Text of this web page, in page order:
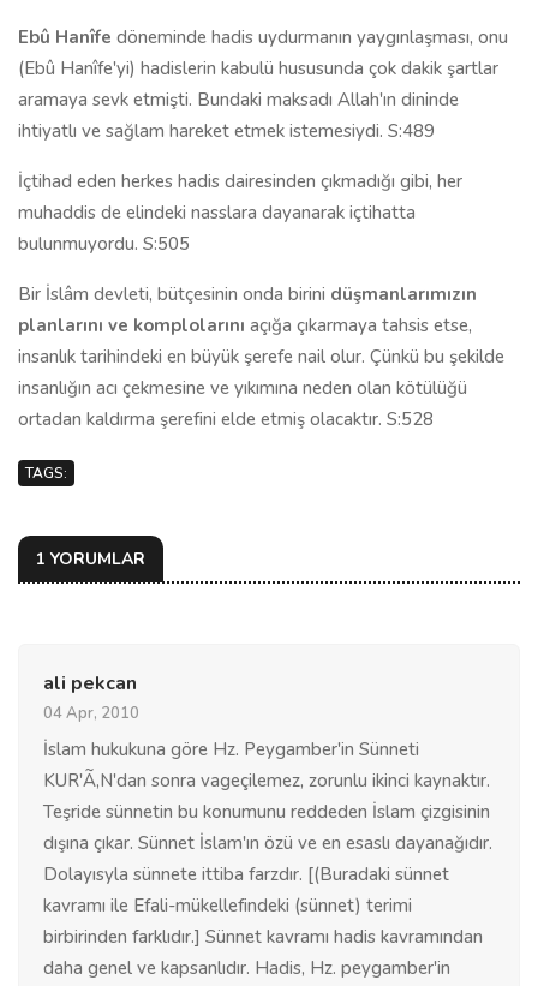
Ebû Hanîfe döneminde hadis uydurmanın yaygınlaşması, onu
(Ebû Hanîfe'yi) hadislerin kabulü hususunda çok dakik şartlar
aramaya sevk etmişti. Bundaki maksadı Allah'ın dininde
ihtiyatlı ve sağlam hareket etmek istemesiydi. S:489
İçtihad eden herkes hadis dairesinden çıkmadığı gibi, her
muhaddis de elindeki nasslara dayanarak içtihatta
bulunmuyordu. S:505
Bir İslâm devleti, bütçesinin onda birini düşmanlarımızın
planlarını ve komplolarını açığa çıkarmaya tahsis etse,
insanlık tarihindeki en büyük şerefe nail olur. Çünkü bu şekilde
insanlığın acı çekmesine ve yıkımına neden olan kötülüğü
ortadan kaldırma şerefini elde etmiş olacaktır. S:528
TAGS:
1 YORUMLAR
ali pekcan
04 Apr, 2010
İslam hukukuna göre Hz. Peygamber'in Sünneti
KUR'Ã‚N'dan sonra vageçilemez, zorunlu ikinci kaynaktır.
Teşride sünnetin bu konumunu reddeden İslam çizgisinin
dışına çıkar. Sünnet İslam'ın özü ve en esaslı dayanağıdır.
Dolayısyla sünnete ittiba farzdır. [(Buradaki sünnet
kavramı ile Efali-mükellefindeki (sünnet) terimi
birbirinden farklıdır.] Sünnet kavramı hadis kavramından
daha genel ve kapsanlıdır. Hadis, Hz. peygamber'in